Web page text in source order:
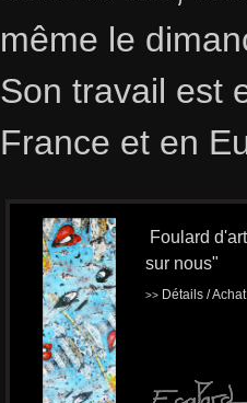
même le
Son travail est
France et en
Foulard
sur nous"
>> Détails /